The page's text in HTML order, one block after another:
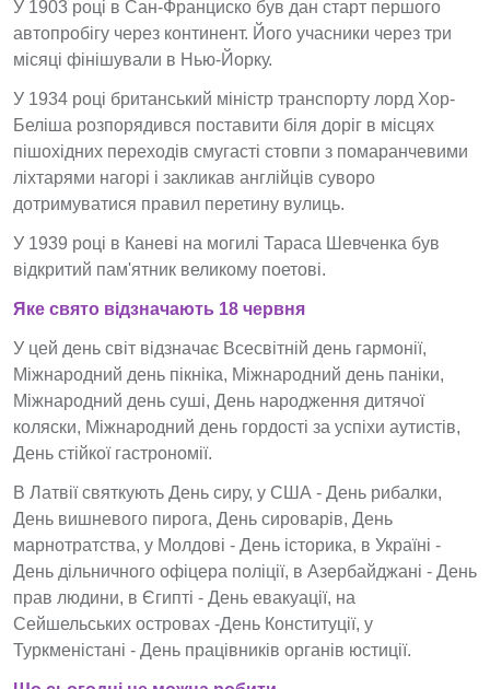
У 1903 році в Сан-Франциско був дан старт першого
автопробігу через континент. Його учасники через три
місяці фінішували в Нью-Йорку.
У 1934 році британський міністр транспорту лорд Хор-
Беліша розпорядився поставити біля доріг в місцях
пішохідних переходів смугасті стовпи з помаранчевими
ліхтарями нагорі і закликав англійців суворо
дотримуватися правил перетину вулиць.
У 1939 році в Каневі на могилі Тараса Шевченка був
відкритий пам'ятник великому поетові.
Яке свято відзначають 18 червня
У цей день світ відзначає Всесвітній день гармонії,
Міжнародний день пікніка, Міжнародний день паніки,
Міжнародний день суші, День народження дитячої
коляски, Міжнародний день гордості за успіхи аутистів,
День стійкої гастрономії.
В Латвії святкують День сиру, у США - День рибалки,
День вишневого пирога, День сироварів, День
марнотратства, у Молдові - День історика, в Україні -
День дільничного офіцера поліції, в Азербайджані - День
прав людини, в Єгипті - День евакуації, на
Сейшельських островах -День Конституції, у
Туркменістані - День працівників органів юстиції.